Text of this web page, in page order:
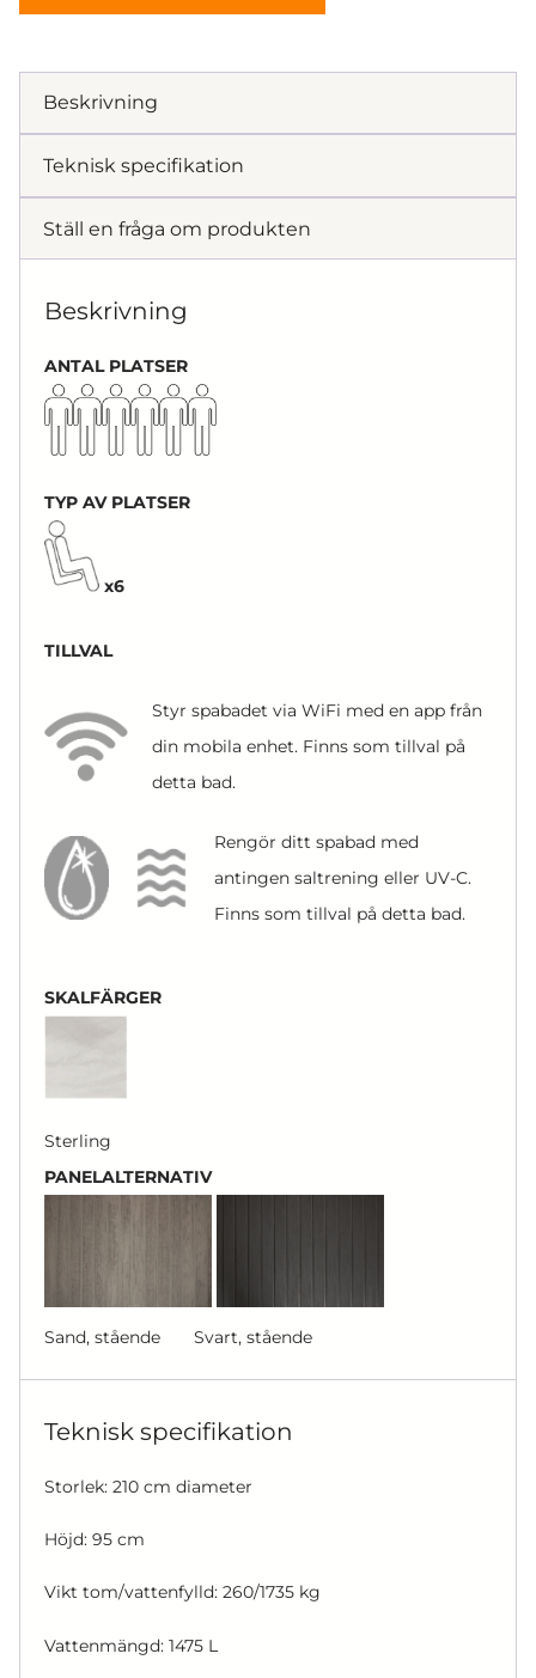
Beskrivning
Teknisk specifikation
Ställ en fråga om produkten
Beskrivning
ANTAL PLATSER
TYP AV PLATSER
x6
TILLVAL
Styr spabadet via WiFi med en app från
din mobila enhet. Finns som tillval på
detta bad.
Rengör ditt spabad med
antingen saltrening eller UV-C.
Finns som tillval på detta bad.
SKALFÄRGER
Sterling
PANELALTERNATIV
Sand, stående Svart, stående
Teknisk specifikation
Storlek: 210 cm diameter
Höjd: 95 cm
Vikt tom/vattenfylld: 260/1735 kg
Vattenmängd: 1475 L